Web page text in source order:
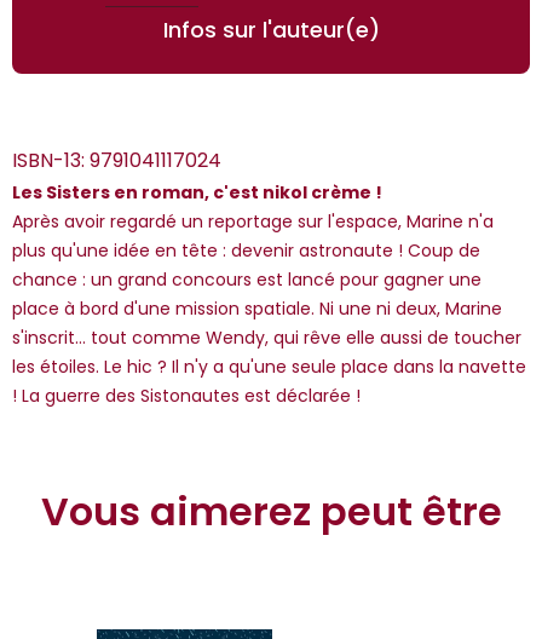
Infos sur l'auteur(e)
ISBN-13: 9791041117024
Les Sisters en roman, c'est nikol crème !
Après avoir regardé un reportage sur l'espace, Marine n'a
plus qu'une idée en tête : devenir astronaute ! Coup de
chance : un grand concours est lancé pour gagner une
place à bord d'une mission spatiale. Ni une ni deux, Marine
s'inscrit... tout comme Wendy, qui rêve elle aussi de toucher
les étoiles. Le hic ? Il n'y a qu'une seule place dans la navette
! La guerre des Sistonautes est déclarée !
*Guests cannot publish reviews
Vous aimerez peut être